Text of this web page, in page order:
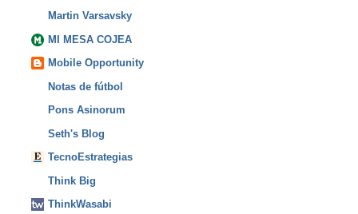
Martin Varsavsky
MI MESA COJEA
Mobile Opportunity
Notas de fútbol
Pons Asinorum
Seth's Blog
TecnoEstrategias
Think Big
ThinkWasabi